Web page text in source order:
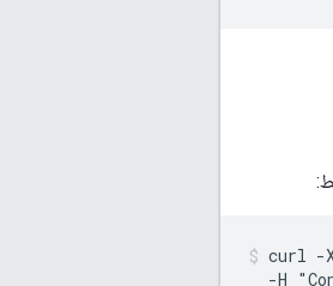
curl -
-H